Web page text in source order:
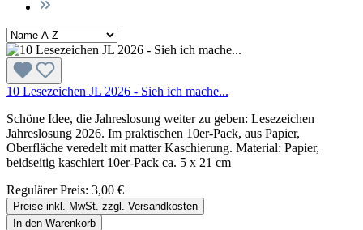
10 Lesezeichen JL 2026 - Sieh ich mache...
Schöne Idee, die Jahreslosung weiter zu geben: Lesezeichen
Jahreslosung 2026. Im praktischen 10er-Pack, aus Papier,
Oberfläche veredelt mit matter Kaschierung. Material: Papier,
beidseitig kaschiert 10er-Pack ca. 5 x 21 cm
Regulärer Preis: 3,00 €
Preise inkl. MwSt. zzgl. Versandkosten
In den Warenkorb